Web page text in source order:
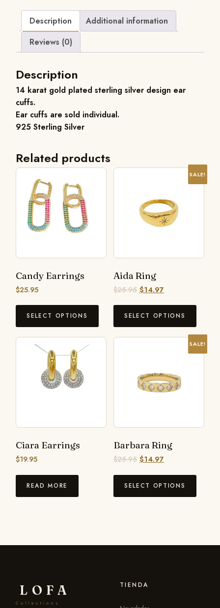
Description
Additional information
Reviews (0)
Description
14 karat gold plated sterling silver design ear
cuffs.
Ear cuffs are sold individual.
925 Sterling Silver
Related products
Candy Earrings
$25.95
SELECT OPTIONS
SALE!
Aida Ring
$25.95 $14.97
SELECT OPTIONS
Ciara Earrings
$19.95
READ MORE
SALE!
Barbara Ring
$25.95 $14.97
SELECT OPTIONS
LOFA
Collections
TIENDA